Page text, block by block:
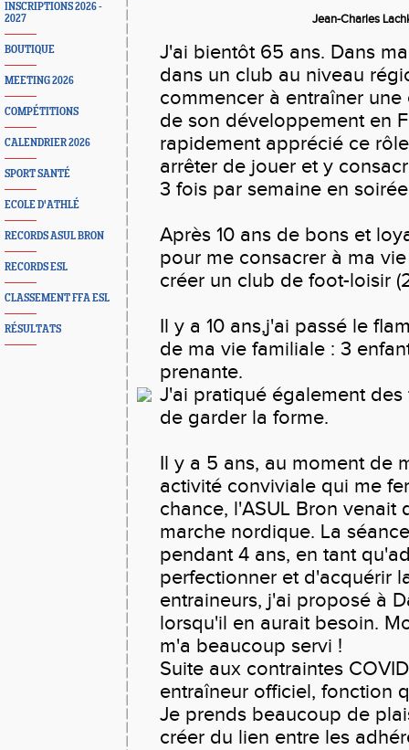
INSCRIPTIONS 2026 -
2027
BOUTIQUE
MEETING 2026
COMPÉTITIONS
CALENDRIER 2026
SPORT SANTÉ
ECOLE D'ATHLÉ
RECORDS ASUL BRON
RECORDS ESL
CLASSEMENT FFA ESL
RÉSULTATS
Jean-Charles
J'ai bientôt 65 ans. Dans
dans un club au niveau
commencer à entraîner
de son développement en
rapidement apprécié ce
arrêter de jouer et y
3 fois par semaine en
Après 10 ans de bons et
pour me consacrer à ma
créer un club de foot-loisir
Il y a 10 ans,j'ai passé le
de ma vie familiale : 3
prenante.
J'ai pratiqué également
de garder la forme.
Il y a 5 ans, au moment de
activité conviviale qui me
chance, l'ASUL Bron venait
marche nordique. La
pendant 4 ans, en tant
perfectionner et d'acquérir
entraineurs, j'ai proposé à
lorsqu'il en aurait besoin.
m'a beaucoup servi !
Suite aux contraintes
entraîneur officiel, fonction
Je prends beaucoup de
créer du lien entre les